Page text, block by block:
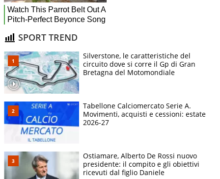
SPORT TREND
Silverstone, le caratteristiche del
circuito dove si corre il Gp di Gran
Bretagna del Motomondiale
Tabellone Calciomercato Serie A.
Movimenti, acquisti e cessioni: estate
2026-27
Ostiamare, Alberto De Rossi nuovo
presidente: il compito e gli obiettivi
ricevuti dal figlio Daniele